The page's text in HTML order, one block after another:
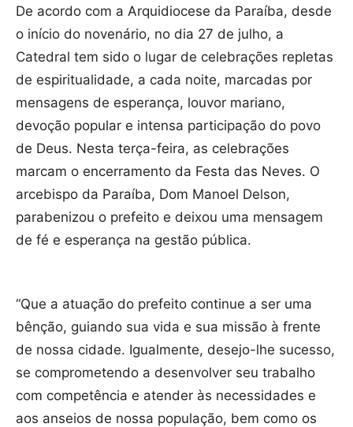
De acordo com a Arquidiocese da Paraíba, desde
o início do novenário, no dia 27 de julho, a
Catedral tem sido o lugar de celebrações repletas
de espiritualidade, a cada noite, marcadas por
mensagens de esperança, louvor mariano,
devoção popular e intensa participação do povo
de Deus. Nesta terça-feira, as celebrações
marcam o encerramento da Festa das Neves. O
arcebispo da Paraíba, Dom Manoel Delson,
parabenizou o prefeito e deixou uma mensagem
de fé e esperança na gestão pública.
“Que a atuação do prefeito continue a ser uma
bênção, guiando sua vida e sua missão à frente
de nossa cidade. Igualmente, desejo-lhe sucesso,
se comprometendo a desenvolver seu trabalho
com competência e atender às necessidades e
aos anseios de nossa população, bem como os